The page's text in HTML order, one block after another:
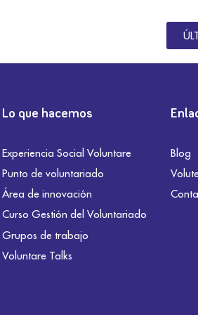
Lo que hacemos
Experiencia Social Voluntare
Punto de voluntariado
Área de innovación
Curso Gestión del Voluntariado
Grupos de trabajo
Voluntare Talks
Blog